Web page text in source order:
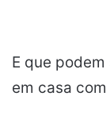
E que
em casa